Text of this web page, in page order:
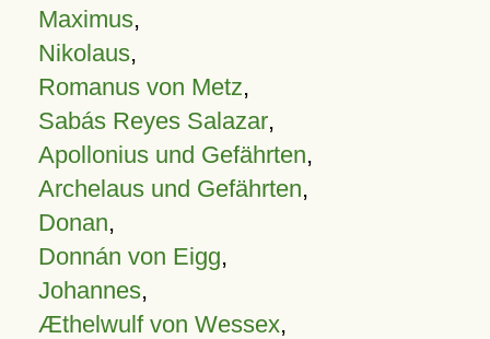
Maximus,
Nikolaus,
Romanus von Metz,
Sabás Reyes Salazar,
Apollonius und Gefährten,
Archelaus und Gefährten,
Donan,
Donnán von Eigg,
Johannes,
Æthelwulf von Wessex,